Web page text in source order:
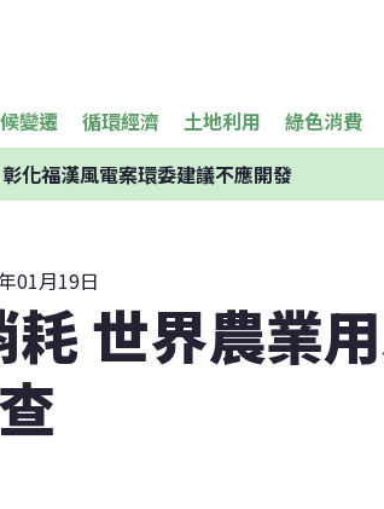
變遷 循環經濟 土地利用 綠色消費
化福漢風電案環委建議不應開發
01月19日
世界農業
查